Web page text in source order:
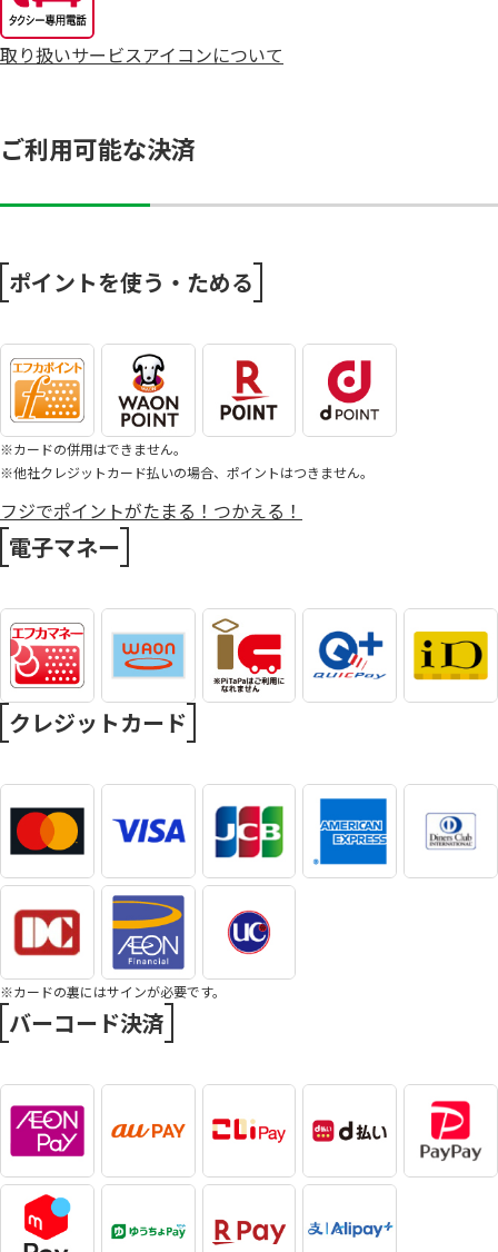
取り扱いサービスアイコンについて
ご利用可能な決済
ポイントを使う・ためる
※カードの併用はできません。
※他社クレジットカード払いの場合、ポイントはつきません。
フジでポイントがたまる！つかえる！
電子マネー
クレジットカード
※カードの裏にはサインが必要です。
バーコード決済